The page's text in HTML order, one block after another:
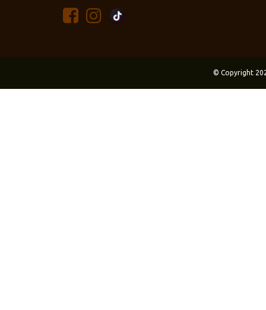
© Copyright